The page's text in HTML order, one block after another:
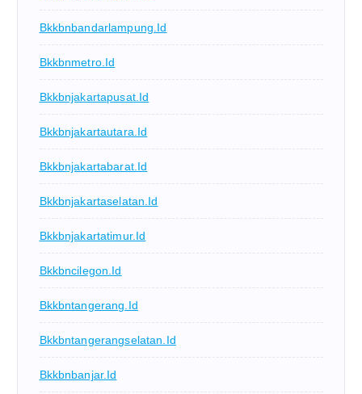
Bkkbnbandarlampung.id
Bkkbnmetro.id
Bkkbnjakartapusat.id
Bkkbnjakartautara.id
Bkkbnjakartabarat.id
Bkkbnjakartaselatan.id
Bkkbnjakartatimur.id
Bkkbncilegon.id
Bkkbntangerang.id
Bkkbntangerangselatan.id
Bkkbnbanjar.id